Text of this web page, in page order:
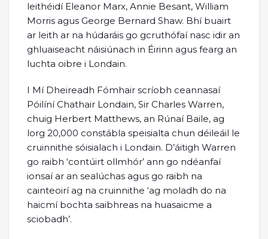
leithéidí Eleanor Marx, Annie Besant, William
Morris agus George Bernard Shaw. Bhí buairt
ar leith ar na húdaráis go gcruthófaí nasc idir an
ghluaiseacht náisiúnach in Éirinn agus fearg an
luchta oibre i Londain.
I Mí Dheireadh Fómhair scríobh ceannasaí
Póilíní Chathair Londain, Sir Charles Warren,
chuig Herbert Matthews, an Rúnaí Baile, ag
lorg 20,000 constábla speisialta chun déileáil le
cruinnithe sóisialach i Londain. D’áitigh Warren
go raibh ‘contúirt ollmhór’ ann go ndéanfaí
ionsaí ar an sealúchas agus go raibh na
cainteoirí ag na cruinnithe ‘ag moladh do na
haicmí bochta saibhreas na huasaicme a
sciobadh’.